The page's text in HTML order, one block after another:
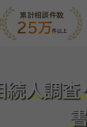
累計相談件数
25万件以上
続人調査